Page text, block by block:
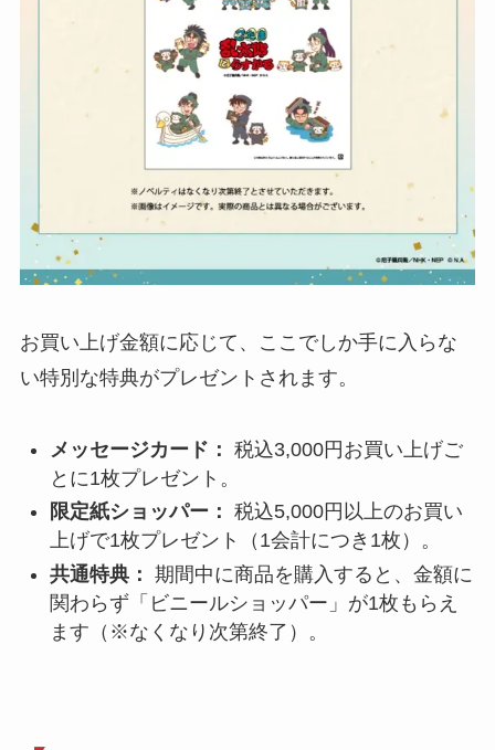
お買い上げ金額に応じて、ここでしか手に入らな
い特別な特典がプレゼントされます。
メッセージカード： 税込3,000円お買い上げご
とに1枚プレゼント。
限定紙ショッパー： 税込5,000円以上のお買い
上げで1枚プレゼント（1会計につき1枚）。
共通特典： 期間中に商品を購入すると、金額に
関わらず「ビニールショッパー」が1枚もらえ
ます（※なくなり次第終了）。